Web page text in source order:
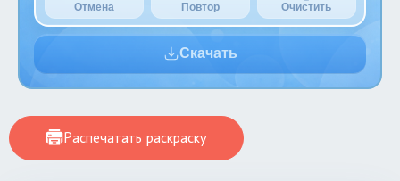
Отмена Повтор Очистить
Скачать
Распечатать раскраску